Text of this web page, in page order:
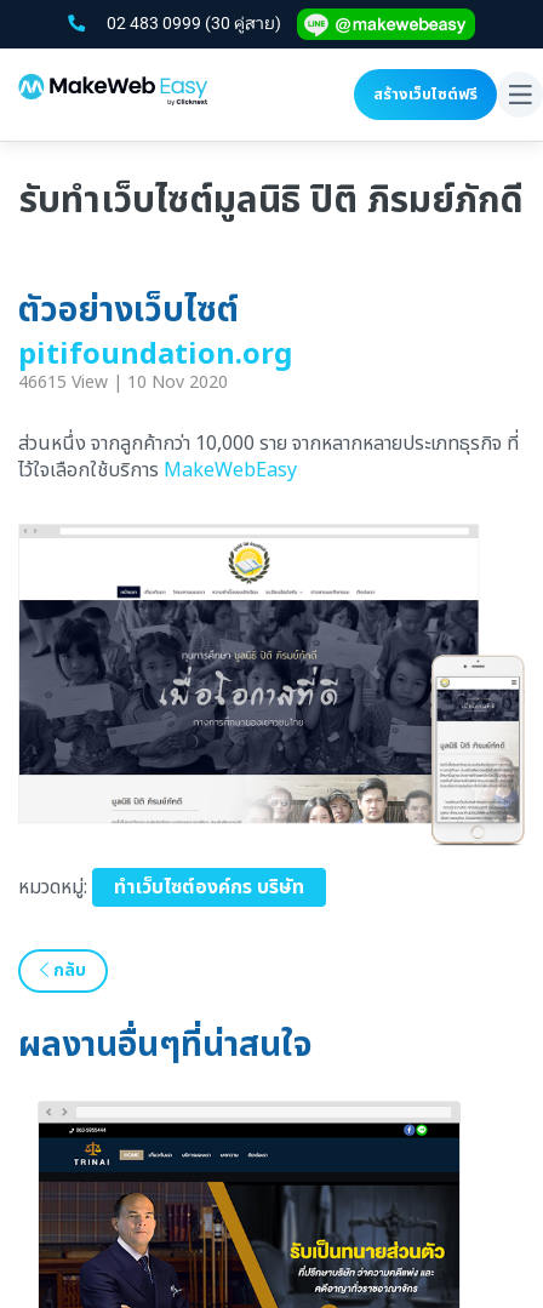
02 483 0999 (30 คู่สาย)
สร้างเว็บไซต์ฟรี
รับทำเว็บไซต์มูลนิธิ ปิติ ภิรมย์ภักดี
ตัวอย่างเว็บไซต์
pitifoundation.org
46615 View | 10 Nov 2020
ส่วนหนึ่ง จากลูกค้ากว่า 10,000 ราย จากหลากหลายประเภทธุรกิจ ที่
ไว้ใจเลือกใช้บริการ MakeWebEasy
หมวดหมู่: ทำเว็บไซต์องค์กร บริษัท
กลับ
ผลงานอื่นๆที่น่าสนใจ